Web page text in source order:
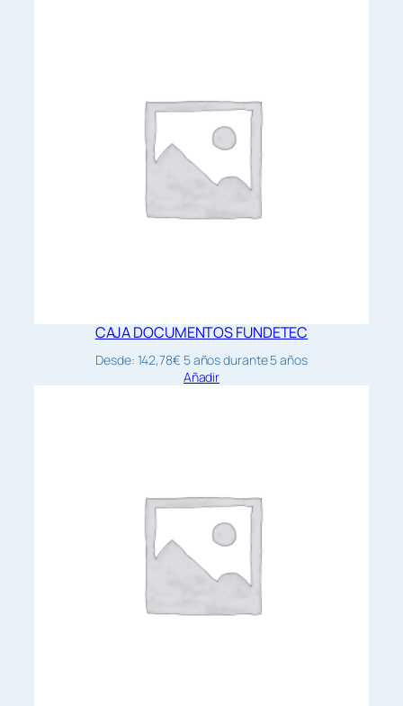
CAJA DOCUMENTOS FUNDETEC
Desde: 142,78€ 5 añosdurante 5 años
Añadir